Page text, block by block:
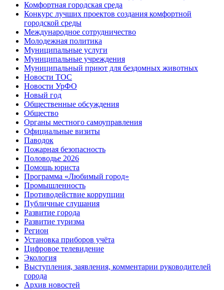
Комфортная городская среда
Конкурс лучших проектов создания комфортной
городской среды
Международное сотрудничество
Молодежная политика
Муниципальные услуги
Муниципальные учреждения
Муниципальный приют для бездомных животных
Новости ТОС
Новости УрФО
Новый год
Общественные обсуждения
Общество
Органы местного самоуправления
Официальные визиты
Паводок
Пожарная безопасность
Половодье 2026
Помощь юриста
Программа «Любимый город»
Промышленность
Противодействие коррупции
Публичные слушания
Развитие города
Развитие туризма
Регион
Установка приборов учёта
Цифровое телевидение
Экология
Выступления, заявления, комментарии руководителей
города
Архив новостей